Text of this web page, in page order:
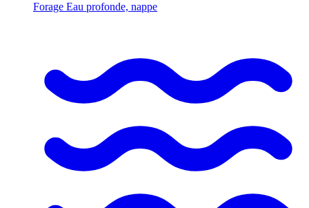
Forage Eau profonde, nappe